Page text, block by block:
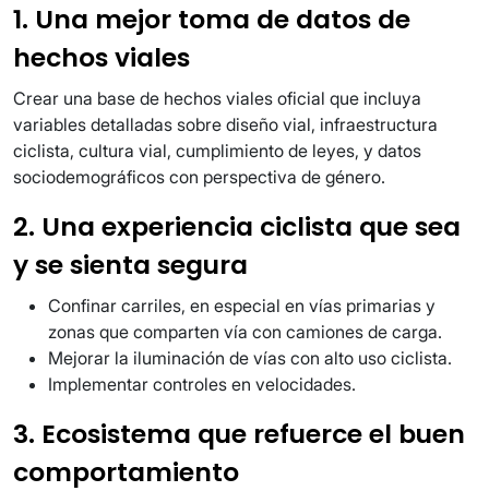
1. Una mejor toma de datos de
hechos viales
Crear una base de hechos viales oficial que incluya
variables detalladas sobre diseño vial, infraestructura
ciclista, cultura vial, cumplimiento de leyes, y datos
sociodemográficos con perspectiva de género.
2. Una experiencia ciclista que sea
y se sienta segura
Confinar carriles, en especial en vías primarias y
zonas que comparten vía con camiones de carga.
Mejorar la iluminación de vías con alto uso ciclista.
Implementar controles en velocidades.
3. Ecosistema que refuerce el buen
comportamiento